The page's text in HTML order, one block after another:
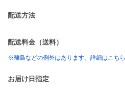
配送方法
配送料金（送料）
※離島などの例外はあります。詳細はこちら
お届け日指定